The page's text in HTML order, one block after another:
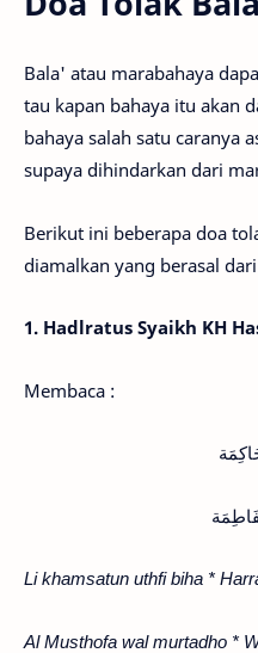
Bala' atau marabahaya
tau kapan bahaya itu akan
bahaya salah satu caranya
supaya dihindarkan dari
Berikut ini beberapa doa
diamalkan yang berasal
1. Hadlratus Syaikh KH
Membaca :
Li khamsatun uthfi biha *
Al Musthofa wal murtadho *